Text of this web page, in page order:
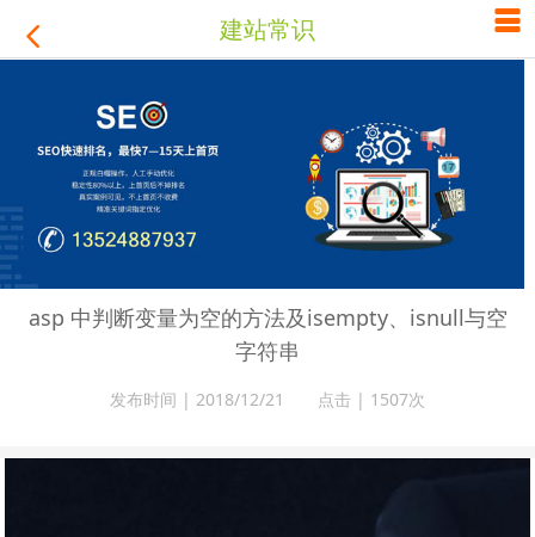
 建站常识 
asp 中判断变量为空的方法及isempty、isnull与空
字符串
发布时间 | 2018/12/21 点击 | 1507次